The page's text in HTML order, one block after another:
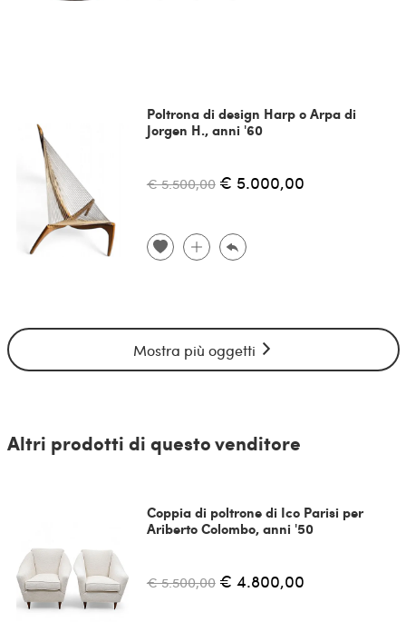
Poltrona di design Harp o Arpa di
Jorgen H., anni '60
€ 5.500,00 € 5.000,00
Mostra più oggetti
Altri prodotti di questo venditore
Coppia di poltrone di Ico Parisi per
Ariberto Colombo, anni '50
€ 5.500,00 € 4.800,00